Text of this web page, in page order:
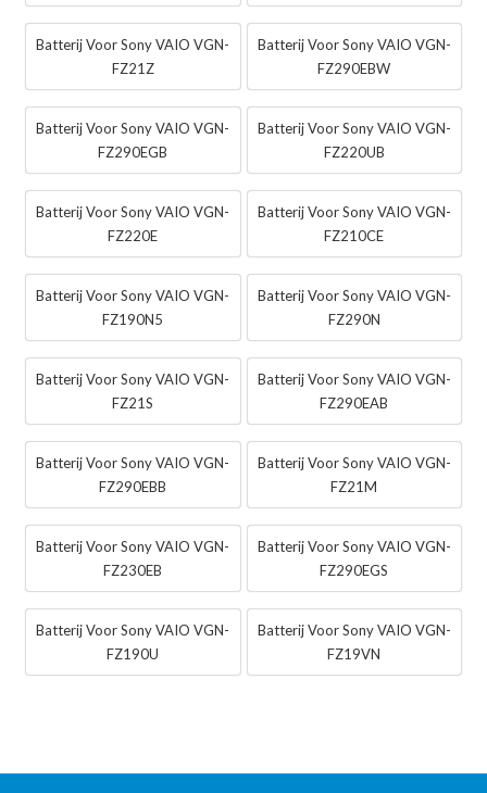
Batterij Voor Sony VAIO VGN-
FZ21Z
Batterij Voor Sony VAIO VGN-
FZ290EBW
Batterij Voor Sony VAIO VGN-
FZ290EGB
Batterij Voor Sony VAIO VGN-
FZ220UB
Batterij Voor Sony VAIO VGN-
FZ220E
Batterij Voor Sony VAIO VGN-
FZ210CE
Batterij Voor Sony VAIO VGN-
FZ190N5
Batterij Voor Sony VAIO VGN-
FZ290N
Batterij Voor Sony VAIO VGN-
FZ21S
Batterij Voor Sony VAIO VGN-
FZ290EAB
Batterij Voor Sony VAIO VGN-
FZ290EBB
Batterij Voor Sony VAIO VGN-
FZ21M
Batterij Voor Sony VAIO VGN-
FZ230EB
Batterij Voor Sony VAIO VGN-
FZ290EGS
Batterij Voor Sony VAIO VGN-
FZ190U
Batterij Voor Sony VAIO VGN-
FZ19VN